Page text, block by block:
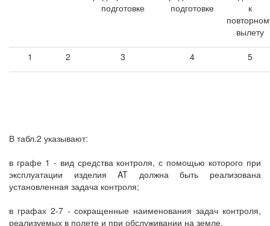
подготовке
подготовке
к
вылету
1 2 3 4 5
В табл.2 указывают:
в графе 1 - вид средства контроля, с помощью которого при
эксплуатации изделия AT должна быть реализована
установленная задача контроля;
в графах 2-7 - сокращенные наименования задач контроля,
реализуемых в полете и при обслуживании на земле.